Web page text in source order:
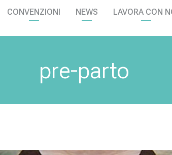
CONVENZIONI NEWS LAVORA CON
pre-parto